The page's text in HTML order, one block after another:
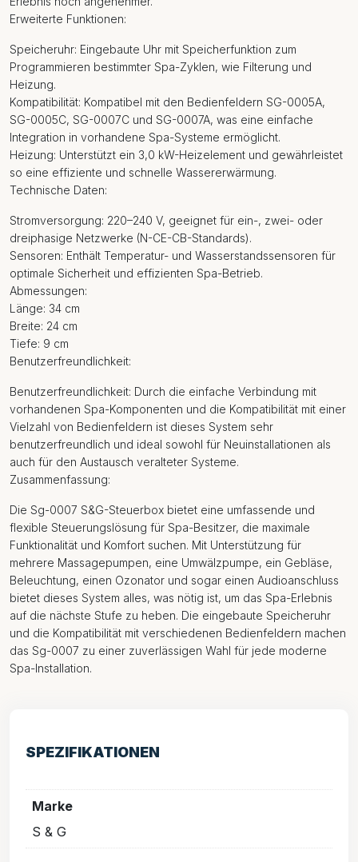
Erweiterte Funktionen:
Speicheruhr: Eingebaute Uhr mit Speicherfunktion zum
Programmieren bestimmter Spa-Zyklen, wie Filterung und
Heizung.
Kompatibilität: Kompatibel mit den Bedienfeldern SG-0005A,
SG-0005C, SG-0007C und SG-0007A, was eine einfache
Integration in vorhandene Spa-Systeme ermöglicht.
Heizung: Unterstützt ein 3,0 kW-Heizelement und gewährleistet
so eine effiziente und schnelle Wassererwärmung.
Technische Daten:
Stromversorgung: 220–240 V, geeignet für ein-, zwei- oder
dreiphasige Netzwerke (N-CE-CB-Standards).
Sensoren: Enthält Temperatur- und Wasserstandssensoren für
optimale Sicherheit und effizienten Spa-Betrieb.
Abmessungen:
Länge: 34 cm
Breite: 24 cm
Tiefe: 9 cm
Benutzerfreundlichkeit:
Benutzerfreundlichkeit: Durch die einfache Verbindung mit
vorhandenen Spa-Komponenten und die Kompatibilität mit einer
Vielzahl von Bedienfeldern ist dieses System sehr
benutzerfreundlich und ideal sowohl für Neuinstallationen als
auch für den Austausch veralteter Systeme.
Zusammenfassung:
Die Sg-0007 S&G-Steuerbox bietet eine umfassende und
flexible Steuerungslösung für Spa-Besitzer, die maximale
Funktionalität und Komfort suchen. Mit Unterstützung für
mehrere Massagepumpen, eine Umwälzpumpe, ein Gebläse,
Beleuchtung, einen Ozonator und sogar einen Audioanschluss
bietet dieses System alles, was nötig ist, um das Spa-Erlebnis
auf die nächste Stufe zu heben. Die eingebaute Speicheruhr
und die Kompatibilität mit verschiedenen Bedienfeldern machen
das Sg-0007 zu einer zuverlässigen Wahl für jede moderne
Spa-Installation.
SPEZIFIKATIONEN
Marke
S & G